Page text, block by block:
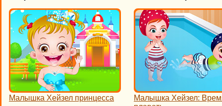
Малышка Хейзел принцесса
Малышка Хейзел: